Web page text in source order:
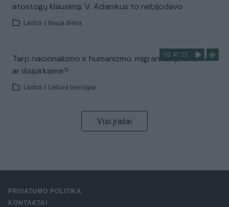
atostogų klausimą: V. Adamkus to nebijodavo
Laidos Nauja diena
00:41:25
Tarp nacionalizmo ir humanizmo: migrantus priimsime
ar išsipirksime?
Laidos Lietuva tiesiogiai
Visi įrašai
PRIVATUMO POLITIKA
KONTAKTAI